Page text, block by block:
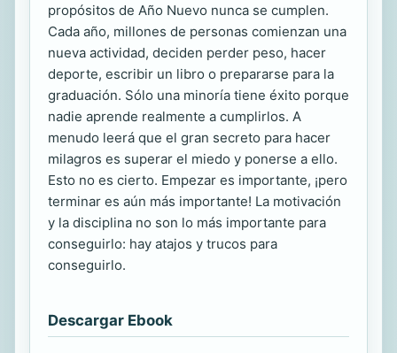
propósitos de Año Nuevo nunca se cumplen.
Cada año, millones de personas comienzan una
nueva actividad, deciden perder peso, hacer
deporte, escribir un libro o prepararse para la
graduación. Sólo una minoría tiene éxito porque
nadie aprende realmente a cumplirlos. A
menudo leerá que el gran secreto para hacer
milagros es superar el miedo y ponerse a ello.
Esto no es cierto. Empezar es importante, ¡pero
terminar es aún más importante! La motivación
y la disciplina no son lo más importante para
conseguirlo: hay atajos y trucos para
conseguirlo.
Descargar Ebook